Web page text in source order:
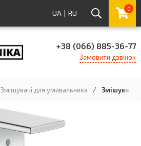
UA | RU 0
+38 (066) 885-36-77
Замовити дзвінок
Змішувачі для умивальника / Змішувач